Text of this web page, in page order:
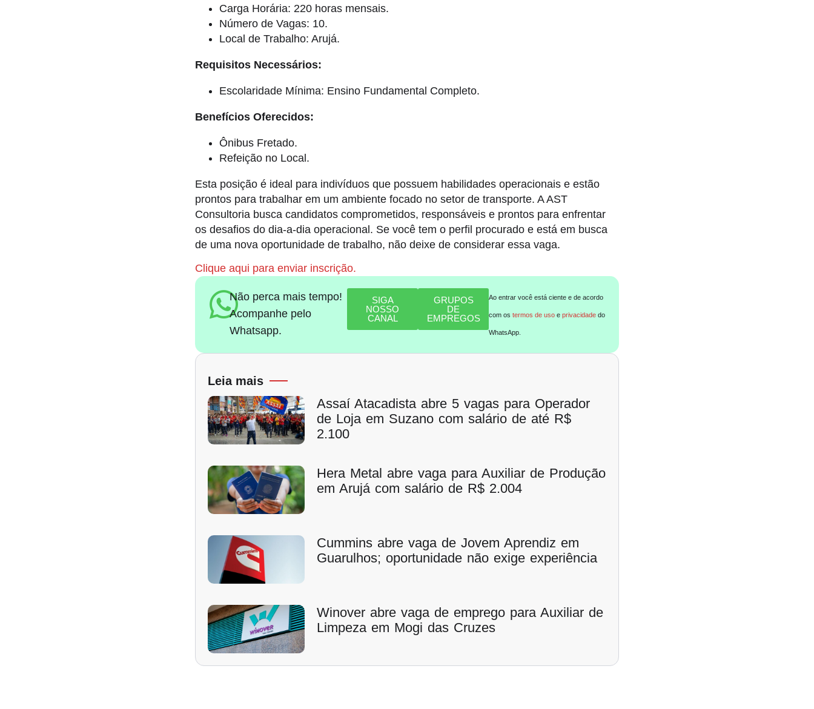
Carga Horária: 220 horas mensais.
Número de Vagas: 10.
Local de Trabalho: Arujá.
Requisitos Necessários:
Escolaridade Mínima: Ensino Fundamental Completo.
Benefícios Oferecidos:
Ônibus Fretado.
Refeição no Local.
Esta posição é ideal para indivíduos que possuem habilidades operacionais e estão
prontos para trabalhar em um ambiente focado no setor de transporte. A AST
Consultoria busca candidatos comprometidos, responsáveis e prontos para enfrentar
os desafios do dia-a-dia operacional. Se você tem o perfil procurado e está em busca
de uma nova oportunidade de trabalho, não deixe de considerar essa vaga.
Clique aqui para enviar inscrição.
Não perca mais tempo!
Acompanhe pelo
Whatsapp.
SIGA
NOSSO
CANAL
GRUPOS
DE
EMPREGOS
Ao entrar você está ciente e de acordo
com ostermos de uso eprivacidade do
WhatsApp.
Leia mais
Assaí Atacadista abre 5 vagas para Operador
de Loja em Suzano com salário de até R$
2.100
Hera Metal abre vaga para Auxiliar de Produção
em Arujá com salário de R$ 2.004
Cummins abre vaga de Jovem Aprendiz em
Guarulhos; oportunidade não exige experiência
Winover abre vaga de emprego para Auxiliar de
Limpeza em Mogi das Cruzes